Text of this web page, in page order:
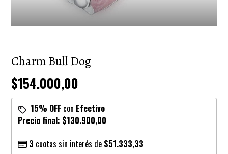
Charm Bull Dog
$154.000,00
15% OFF con Efectivo
Precio final: $130.900,00
3 cuotas sin interés de $51.333,33